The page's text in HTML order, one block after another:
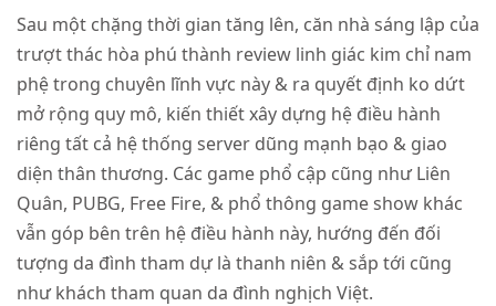
Sau một chặng thời gian tăng lên, căn nhà sáng lập của
trượt thác hòa phú thành review linh giác kim chỉ nam
phệ trong chuyên lĩnh vực này & ra quyết định ko dứt
mở rộng quy mô, kiến thiết xây dựng hệ điều hành
riêng tất cả hệ thống server dũng mạnh bạo & giao
diện thân thương. Các game phổ cập cũng như Liên
Quân, PUBG, Free Fire, & phổ thông game show khác
vẫn góp bên trên hệ điều hành này, hướng đến đối
tượng da đình tham dự là thanh niên & sắp tới cũng
như khách tham quan da đình nghịch Việt.